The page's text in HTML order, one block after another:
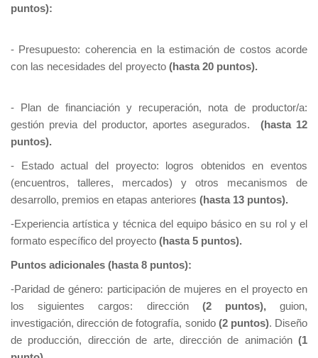
puntos):
- Presupuesto: coherencia en la estimación de costos acorde
con las necesidades del proyecto (hasta 20 puntos).
- Plan de financiación y recuperación, nota de productor/a:
gestión previa del productor, aportes asegurados. (hasta 12
puntos).
- Estado actual del proyecto: logros obtenidos en eventos
(encuentros, talleres, mercados) y otros mecanismos de
desarrollo, premios en etapas anteriores (hasta 13 puntos).
-Experiencia artística y técnica del equipo básico en su rol y el
formato específico del proyecto (hasta 5 puntos).
Puntos adicionales (hasta 8 puntos):
-Paridad de género: participación de mujeres en el proyecto en
los siguientes cargos: dirección (2 puntos),guion,
investigación, dirección de fotografía, sonido (2 puntos). Diseño
de producción, dirección de arte, dirección de animación (1